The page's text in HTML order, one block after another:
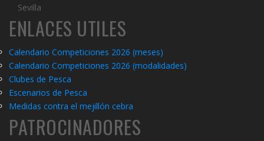
Sevilla
ENLACES UTILES
Calendario Competiciones 2026 (meses)
Calendario Competiciones 2026 (modalidades)
Clubes de Pesca
Escenarios de Pesca
Medidas contra el mejillón cebra
PATROCINADORES